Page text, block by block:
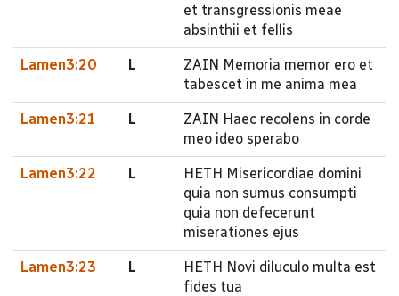
et transgressionis meae
absinthii et fellis
Lamen3:20 L
ZAIN Memoria memor ero et
tabescet in me anima mea
Lamen3:21 L
ZAIN Haec recolens in corde
meo ideo sperabo
Lamen3:22 L
HETH Misericordiae domini
quia non sumus consumpti
quia non defecerunt
miserationes ejus
Lamen3:23 L
HETH Novi diluculo multa est
fides tua